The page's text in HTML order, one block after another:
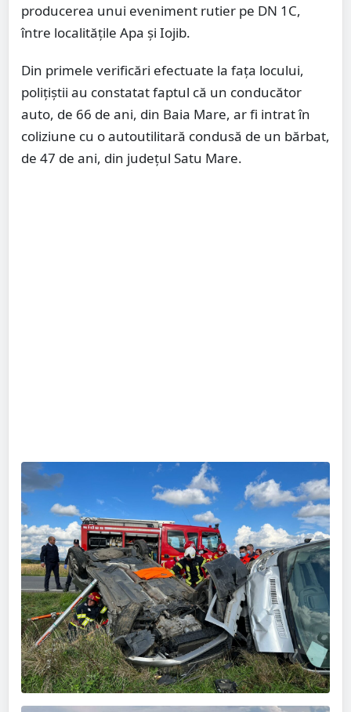
producerea unui eveniment rutier pe DN 1C,
între localitățile Apa și Iojib.
Din primele verificări efectuate la fața locului,
polițiștii au constatat faptul că un conducător
auto, de 66 de ani, din Baia Mare, ar fi intrat în
coliziune cu o autoutilitară condusă de un bărbat,
de 47 de ani, din județul Satu Mare.